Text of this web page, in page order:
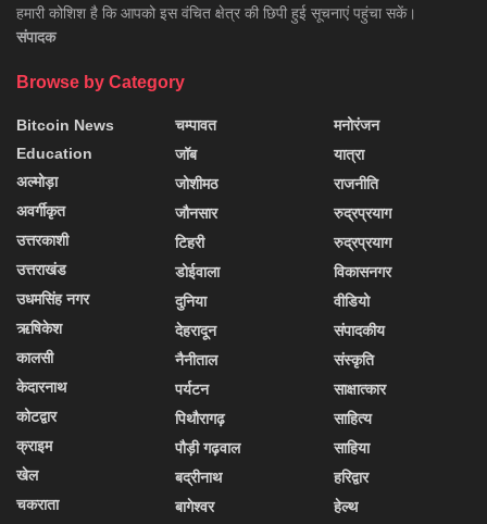
हमारी कोशिश है कि आपको इस वंचित क्षेत्र की छिपी हुई सूचनाएं पहुंचा सकें।
संपादक
Browse by Category
Bitcoin News
Education
अल्मोड़ा
अवर्गीकृत
उत्तरकाशी
उत्तराखंड
उधमसिंह नगर
ऋषिकेश
कालसी
केदारनाथ
कोटद्वार
क्राइम
खेल
चकराता
चम्पावत
जॉब
जोशीमठ
जौनसार
टिहरी
डोईवाला
दुनिया
देहरादून
नैनीताल
पर्यटन
पिथौरागढ़
पौड़ी गढ़वाल
बद्रीनाथ
बागेश्वर
मनोरंजन
यात्रा
राजनीति
रुद्रप्रयाग
रुद्रप्रयाग
विकासनगर
वीडियो
संपादकीय
संस्कृति
साक्षात्कार
साहित्य
साहिया
हरिद्वार
हेल्थ